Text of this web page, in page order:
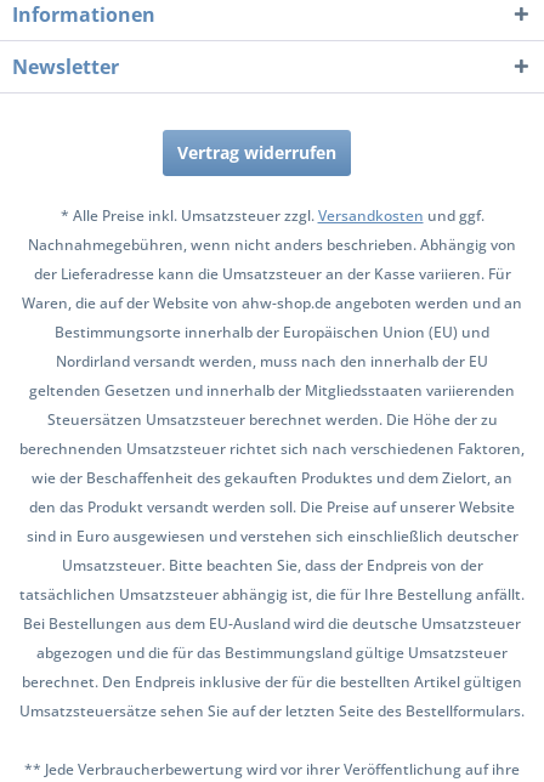
Informationen
Newsletter
Vertrag widerrufen
* Alle Preise inkl. Umsatzsteuer zzgl.Versandkosten und ggf.
Nachnahmegebühren, wenn nicht anders beschrieben. Abhängig von
der Lieferadresse kann die Umsatzsteuer an der Kasse variieren. Für
Waren, die auf der Website von ahw-shop.de angeboten werden und an
Bestimmungsorte innerhalb der Europäischen Union (EU) und
Nordirland versandt werden, muss nach den innerhalb der EU
geltenden Gesetzen und innerhalb der Mitgliedsstaaten variierenden
Steuersätzen Umsatzsteuer berechnet werden. Die Höhe der zu
berechnenden Umsatzsteuer richtet sich nach verschiedenen Faktoren,
wie der Beschaffenheit des gekauften Produktes und dem Zielort, an
den das Produkt versandt werden soll. Die Preise auf unserer Website
sind in Euro ausgewiesen und verstehen sich einschließlich deutscher
Umsatzsteuer. Bitte beachten Sie, dass der Endpreis von der
tatsächlichen Umsatzsteuer abhängig ist, die für Ihre Bestellung anfällt.
Bei Bestellungen aus dem EU-Ausland wird die deutsche Umsatzsteuer
abgezogen und die für das Bestimmungsland gültige Umsatzsteuer
berechnet. Den Endpreis inklusive der für die bestellten Artikel gültigen
Umsatzsteuersätze sehen Sie auf der letzten Seite des Bestellformulars.
** Jede Verbraucherbewertung wird vor ihrer Veröffentlichung auf ihre